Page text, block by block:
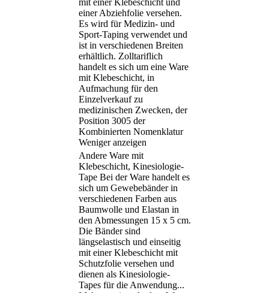
einer Abziehfolie versehen.
Es wird für Medizin- und
Sport-Taping verwendet und
ist in verschiedenen Breiten
erhältlich. Zolltariflich
handelt es sich um eine Ware
mit Klebeschicht, in
Aufmachung für den
Einzelverkauf zu
medizinischen Zwecken, der
Position 3005 der
Kombinierten Nomenklatur
Weniger anzeigen
Andere Ware mit
Klebeschicht, Kinesiologie-
Tape Bei der Ware handelt es
sich um Gewebebänder in
verschiedenen Farben aus
Baumwolle und Elastan in
den Abmessungen 15 x 5 cm.
Die Bänder sind
längselastisch und einseitig
mit einer Klebeschicht mit
Schutzfolie versehen und
dienen als Kinesiologie-
Tapes für die Anwendung...